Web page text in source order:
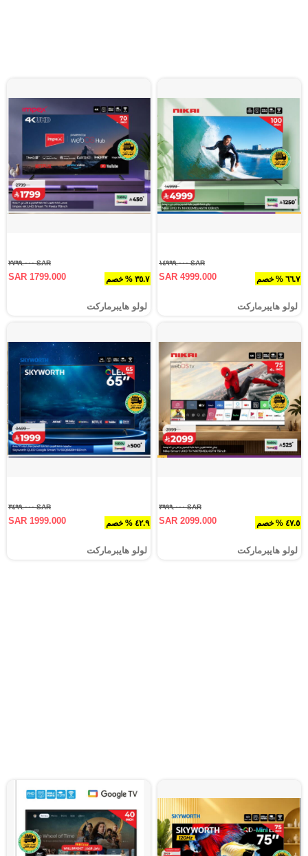
٦٦.٧ % خصم
SAR ١٤٩٩٩.٠٠٠
SAR 4999.000
لولو هايبرماركت
٣٥.٧ % خصم
SAR ٢٧٩٩.٠٠٠
SAR 1799.000
لولو هايبرماركت
٤٧.٥ % خصم
SAR ٣٩٩٩.٠٠٠
SAR 2099.000
لولو هايبرماركت
٤٢.٩ % خصم
SAR ٣٤٩٩.٠٠٠
SAR 1999.000
لولو هايبرماركت